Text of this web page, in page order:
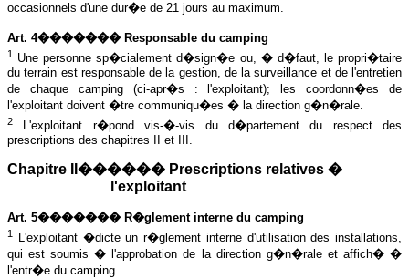
occasionnels d'une dur�e de 21 jours au maximum.
Art. 4������� Responsable du camping
1
Une personne sp�cialement d�sign�e ou, � d�faut, le propri�taire
du terrain est responsable de la gestion, de la surveillance et de l'entretien
de chaque camping (ci-apr�s : l'exploitant); les coordonn�es de
l'exploitant doivent �tre communiqu�es � la direction g�n�rale.
2
L'exploitant r�pond vis-�-vis du d�partement du respect des
prescriptions des chapitres II et III.
Chapitre II������ Prescriptions relatives �
l'exploitant
Art. 5������� R�glement interne du camping
1
L'exploitant �dicte un r�glement interne d'utilisation des installations,
qui est soumis � l'approbation de la direction g�n�rale et affich� �
l'entr�e du camping.